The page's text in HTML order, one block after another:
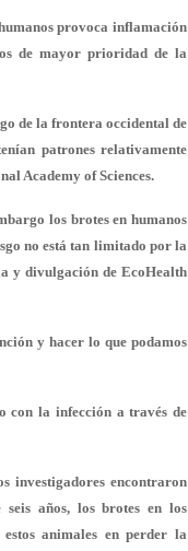
provoca inflamación
de mayor prioridad de la
de la frontera occidental de
patrones relativamente
Academy of Sciences.
los brotes en humanos
no está tan limitado por la
y divulgación de EcoHealth
y hacer lo que podamos
con la infección a través de
investigadores encontraron
seis años, los brotes en los
animales en perder la